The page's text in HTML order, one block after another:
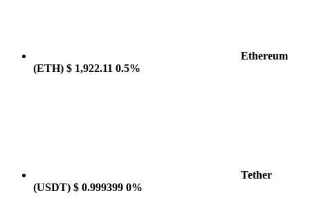
Ethereum
(ETH) $ 1,922.11 0.5%
Tether
(USDT) $ 0.999399 0%